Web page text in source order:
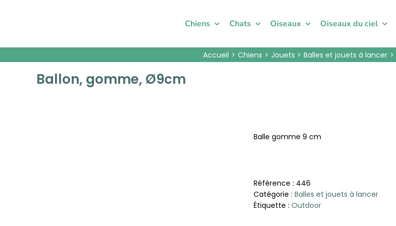
Chiens Chats Oiseaux Oiseaux du ciel
Accueil Chiens Jouets Balles et jouets à lancer
Ballon, gomme, Ø9cm
Balle gomme 9 cm
Référence : 446
Catégorie : Balles et jouets à lancer
Étiquette : Outdoor